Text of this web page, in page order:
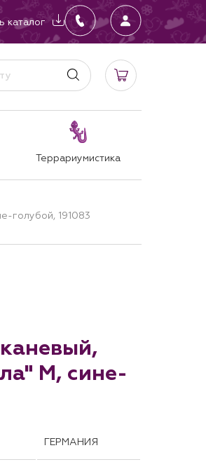
каталог
Террариумистика
голубой, 191083
M, сине-
ГЕРМАНИЯ